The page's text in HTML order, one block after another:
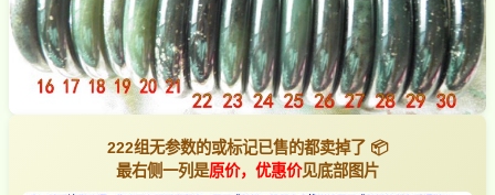
222组无参数的或标记已售的都卖掉了 📦
最右侧一列是原价，优惠价见底部图片